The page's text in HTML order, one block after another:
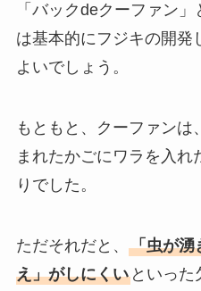
「バックdeクーファン
は基本的にフジキの開発
よいでしょう。
もともと、クーファンは
まれたかごにワラを入
りでした。
ただそれだと、 「虫が湧
え」がしにくいといった